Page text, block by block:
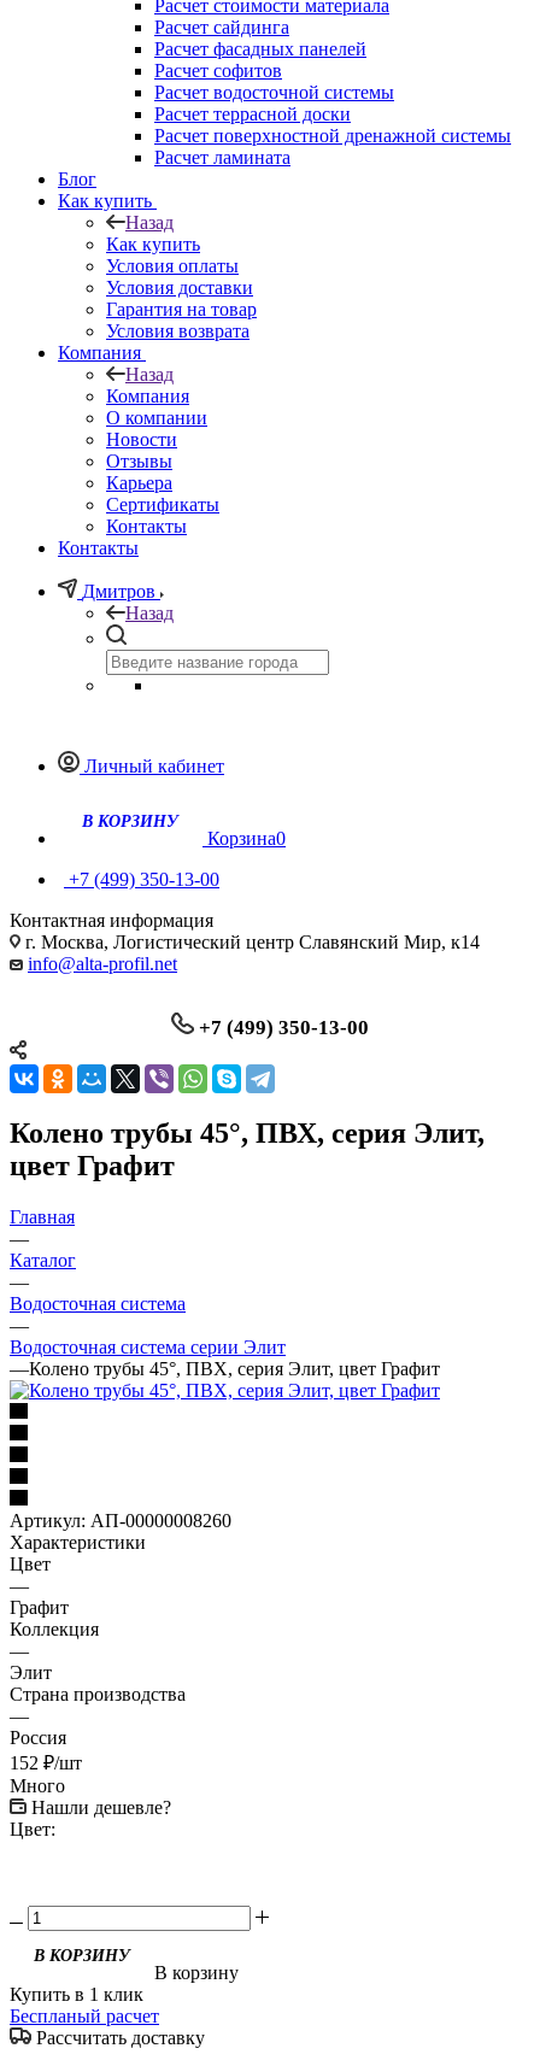
Расчет стоимости материала
Расчет сайдинга
Расчет фасадных панелей
Расчет софитов
Расчет водосточной системы
Расчет террасной доски
Расчет поверхностной дренажной системы
Расчет ламината
Блог
Как купить
Назад
Как купить
Условия оплаты
Условия доставки
Гарантия на товар
Условия возврата
Компания
Назад
Компания
О компании
Новости
Отзывы
Карьера
Сертификаты
Контакты
Контакты
Дмитров
Назад
Личный кабинет
Корзина0
+7 (499) 350-13-00
Контактная информация
г. Москва, Логистический центр Славянский Мир, к14
info@alta-profil.net
+7 (499) 350-13-00
Колено трубы 45°, ПВХ, серия Элит,
цвет Графит
Главная
—
Каталог
—
Водосточная система
—
Водосточная система серии Элит
—Колено трубы 45°, ПВХ, серия Элит, цвет Графит
Артикул: АП-00000008260
Характеристики
Цвет
—
Графит
Коллекция
—
Элит
Страна производства
—
Россия
152 ₽/шт
Много
Нашли дешевле?
Цвет:
В корзину
Купить в 1 клик
Беспланый расчет
Рассчитать доставку